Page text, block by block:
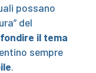
possano
del
il tema
sempre
.